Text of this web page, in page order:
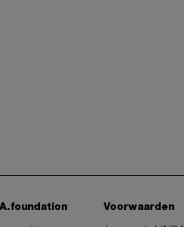
Voorwaarden